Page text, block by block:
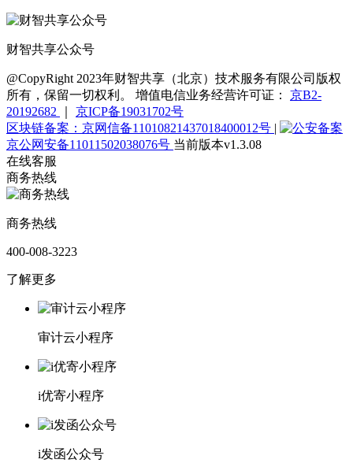
财智共享公众号
@CopyRight 2023年财智共享（北京）技术服务有限公司版权
所有，保留一切权利。 增值电信业务经营许可证： 京B2-
20192682
京ICP备19031702号
区块链备案：京网信备11010821437018400012号 |
京公网安备11011502038076号 当前版本v1.3.08
在线客服
商务热线
商务热线
400-008-3223
了解更多
审计云小程序
i优寄小程序
i发函公众号